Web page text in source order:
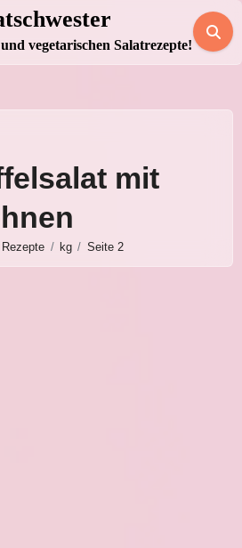
vegetarischen Salatrezepte!
mit
Rezepte kg Seite 2